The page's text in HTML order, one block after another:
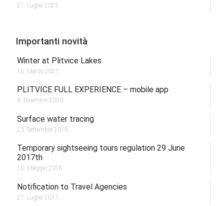
21. Luglio 2025.
Importanti novità
Winter at Plitvice Lakes
16. Marzo 2021.
PLITVICE FULL EXPERIENCE – mobile app
6. Dicembre 2020.
Surface water tracing
23. Settembre 2019.
Temporary sightseeing tours regulation 29 June
2017th
10. Maggio 2018.
Notification to Travel Agencies
27. Luglio 2017.